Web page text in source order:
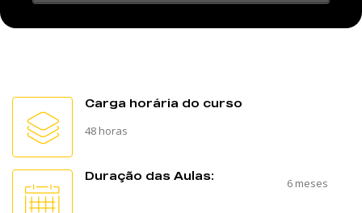
Carga horária do curso
48 horas
Duração das Aulas:
6 meses